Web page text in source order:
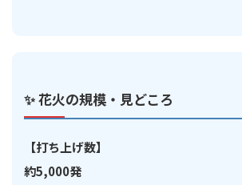
✨ 花火の規模・見どころ
【打ち上げ数】
約5,000発